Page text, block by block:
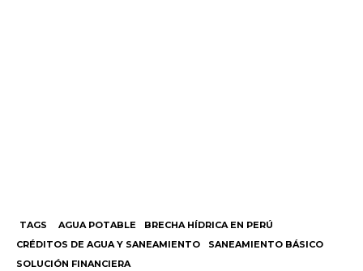
TAGS AGUA POTABLE
BRECHA HÍDRICA EN PERÚ
CRÉDITOS DE AGUA Y SANEAMIENTO
SANEAMIENTO BÁSICO
SOLUCIÓN FINANCIERA